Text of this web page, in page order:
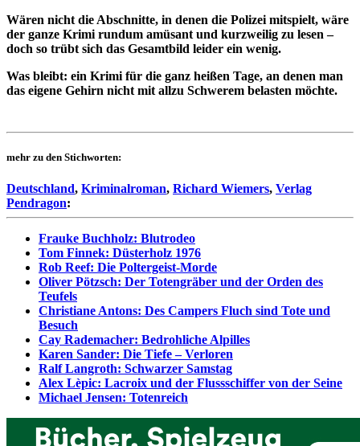
Wären nicht die Abschnitte, in denen die Polizei mitspielt, wäre
der ganze Krimi rundum amüsant und kurzweilig zu lesen –
doch so trübt sich das Gesamtbild leider ein wenig.
Was bleibt: ein Krimi für die ganz heißen Tage, an denen man
das eigene Gehirn nicht mit allzu Schwerem belasten möchte.
mehr zu den Stichworten:
Deutschland, Kriminalroman, Richard Wiemers, Verlag
Pendragon:
Frauke Buchholz: Blutrodeo
Tom Finnek: Düsterholz 1976
Rob Reef: Die Poltergeist-Morde
Oliver Pötzsch: Der Totengräber und der Orden des
Teufels
Christiane Antons: Des Campers Fluch sind Tote und
Besuch
Cay Rademacher: Bedrohliche Alpilles
Karen Sander: Die Tiefe – Verloren
Ralf Langroth: Schwarzer Samstag
Alex Lèpic: Lacroix und der Flussschiffer von der Seine
Michael Jensen: Totenreich